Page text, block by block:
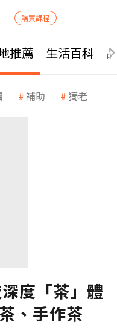
購買課程
推薦 生活百科
補助 獨老
度「茶」體
、手作茶